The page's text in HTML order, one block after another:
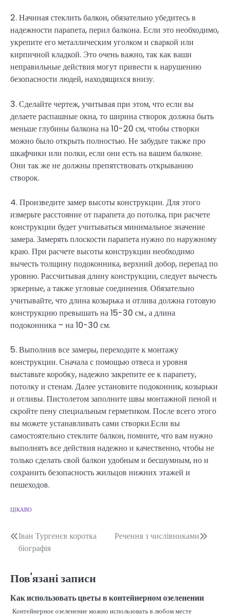
2. Начиная стеклить балкон, обязательно убедитесь в
надежности парапета, перил балкона. Если это необходимо,
укрепите его металлическим уголком и сваркой или
кирпичной кладкой. Это очень важно, так как ваши
неправильные действия могут привести к нарушению
безопасности людей, находящихся внизу.
3. Сделайте чертеж, учитывая при этом, что если вы
делаете распашные окна, то ширина створок должна быть
меньше глубины балкона на 10-20 см, чтобы створки
можно было открыть полностью. Не забудьте также про
шкафчики или полки, если они есть на вашем балконе.
Они так же не должны препятствовать открыванию
створок.
4. Произведите замер высоты конструкции. Для этого
измерьте расстояние от парапета до потолка, при расчете
конструкции будет учитываться минимальное значение
замера. Замерять плоскости парапета нужно по наружному
краю. При расчете высоты конструкции необходимо
вычесть толщину подоконника, верхний добор, перепад по
уровню. Рассчитывая длину конструкции, следует вычесть
эркерные, а также угловые соединения. Обязательно
учитывайте, что длина козырька и отлива должна готовую
конструкцию превышать на 15-30 см., а длина
подоконника – на 10-30 см.
5. Выполнив все замеры, переходите к монтажу
конструкции. Сначала с помощью отвеса и уровня
выставьте коробку, надежно закрепите ее к парапету,
потолку и стенам. Далее установите подоконник, козырьки
и отливы. Пистолетом заполните швы монтажной пеной и
скройте пену специальным герметиком. После всего этого
вы можете устанавливать сами створки.Если вы
самостоятельно стеклите балкон, помните, что вам нужно
выполнять все действия надежно и качественно, чтобы не
только сделать свой балкон удобным и бесшумным, но и
сохранить безопасность жильцов нижних этажей и
пешеходов.
ЦІКАВО
Навігація
записів
Іван Тургенєв коротка
біографія
Речення з числівниками
Пов'язані записи
Как использовать цветы в контейнерном озеленении
Контейнерное озеленение можно использовать в любом месте